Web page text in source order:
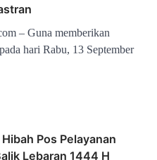
– Guna memberikan
hari Rabu, 13 September
Pos Pelayanan
Lebaran 1444 H